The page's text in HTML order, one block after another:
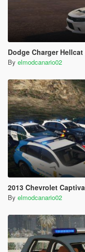
Dodge Charger Hellcat
By elmodcanario02
2013 Chevrolet Captiva C140 Policia
By elmodcanario02